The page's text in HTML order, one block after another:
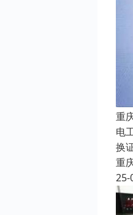
重
电
换
重
25-